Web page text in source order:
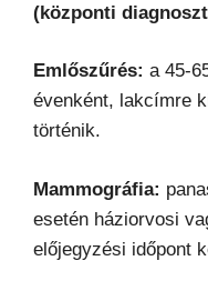
(központi
Emlőszűrés: a 45-
évenként, lakcímre
történik.
Mammográfia:
esetén háziorvosi
előjegyzési időpont